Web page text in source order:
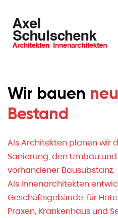
Wir bauen neu
Bestand
Als Architekten planen wir
Sanierung, den Umbau
vorhandener Bausubstanz.
Als Innenarchitekten
Geschäftsgebäude, für
Praxen, Krankenhaus und